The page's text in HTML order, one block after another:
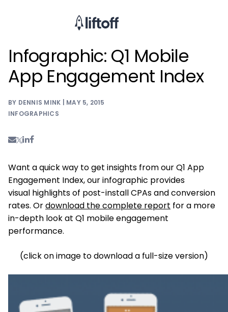
Infographic: Q1 Mobile
App Engagement Index
BY DENNIS MINK | MAY 5, 2015
INFOGRAPHICS
Want a quick way to get insights from our Q1 App
Engagement Index, our infographic provides
visual highlights of post-install CPAs and conversion
rates. Ordownload the complete report for a more
in-depth look at Q1 mobile engagement
performance.
(click on image to download a full-size version)